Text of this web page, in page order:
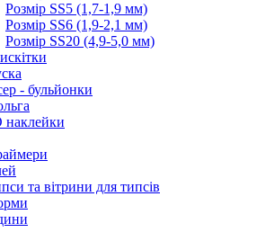
Розмір SS5 (1,7-1,9 мм)
Розмір SS6 (1,9-2,1 мм)
Розмір SS20 (4,9-5,0 мм)
- бульйонки
наклейки
та вітрини для типсів